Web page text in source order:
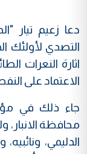
دعا زعيم تيار
التصدي لأولئك
اثارة النعرات
الاعتماد على
جاء ذلك في
محافظة الانبار،
الدليمي،